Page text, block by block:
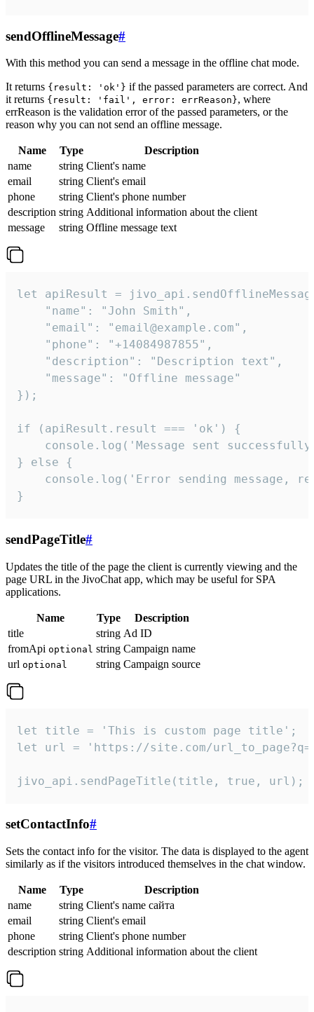
sendOfflineMessage#
With this method you can send a message in the offline chat mode.
It returns {result: 'ok'} if the passed parameters are correct. And
it returns {result: 'fail', error: errReason}, where
errReason is the validation error of the passed parameters, or the
reason why you can not send an offline message.
Name Type
Description
name
string Client's name
email
string Client's email
phone
string Client's phone number
description string Additional information about the client
message
string Offline message text
let apiResult =
    "name": "John Smith",
    "email": "email@example.com",
    "phone": "+14084987855",
    "description": "Description text",
    "message": "Offline message"
});
if (apiResult.result === 'ok') {
console.log('Message sent
} else {
console.log('Error sending message,
}
sendPageTitle#
Updates the title of the page the client is currently viewing and the
page URL in the JivoChat app, which may be useful for SPA
applications.
Name Type
Description
title
string Ad ID
fromApi optional string Campaign name
url optional string Campaign source
let title = 'This is custom page title';
let url = 'https://site.com/
jivo_api.sendPageTitle(title, true, url);
setContactInfo#
Sets the contact info for the visitor. The data is displayed to the agent
similarly as if the visitors introduced themselves in the chat window.
Name Type
Description
name
string Client's name сайта
email
string Client's email
phone
string Client's phone number
description string Additional information about the client